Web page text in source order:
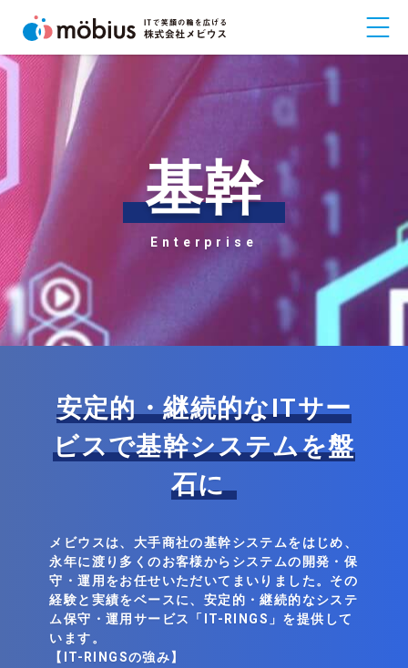
基幹
Enterprise
安定的・継続的なITサー
ビスで基幹システムを盤
石に
メビウスは、大手商社の基幹システムをはじめ、
永年に渡り多くのお客様からシステムの開発・保
守・運用をお任せいただいてまいりました。その
経験と実績をベースに、安定的・継続的なシステ
ム保守・運用サービス「IT-RINGS」を提供して
います。
【IT-RINGSの強み】